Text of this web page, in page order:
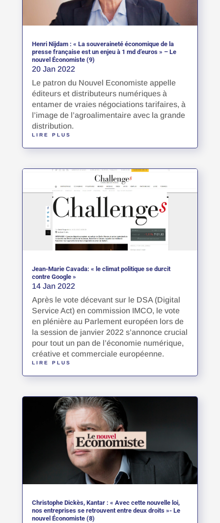
Henri Nijdam : « La souveraineté économique de la
presse française est un enjeu à 1 md d’euros » – Le
nouvel Économiste (9)
20 Jan 2022
Le patron du Nouvel Economiste appelle
éditeurs et distributeurs numériques à
entamer de vraies négociations tarifaires, à
l’image de l’agroalimentaire avec la grande
distribution.
LIRE PLUS
Jean-Marie Cavada: « le climat politique se durcit
contre Google »
14 Jan 2022
Après le vote décevant sur le DSA (Digital
Service Act) en commission IMCO, le vote
en plénière au Parlement européen lors de
la session de janvier 2022 s’annonce crucial
pour tout un pan de l’économie numérique,
créative et commerciale européenne.
LIRE PLUS
Christophe Dickès, Kantar : « Avec cette nouvelle loi,
nos entreprises se retrouvent entre deux droits »- Le
nouvel Économiste (8)